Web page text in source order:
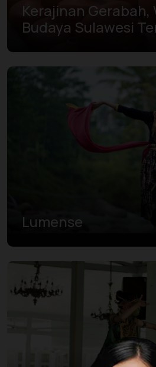
Kerajinan Gerabah,
Budaya Sulawesi
Lumense